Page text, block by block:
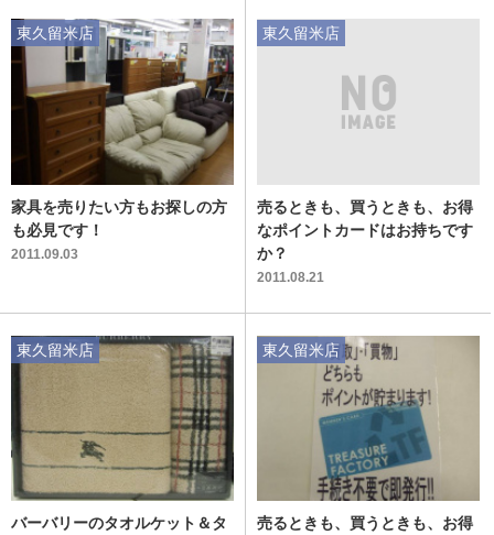
家具を売りたい方もお探しの方
も必見です！
2011.09.03
東久留米店
売るときも、買うときも、お得
なポイントカードはお持ちです
か？
2011.08.21
東久留米店
バーバリーのタオルケット＆タ
東久留米店
売るときも、買うときも、お得
東久留米店